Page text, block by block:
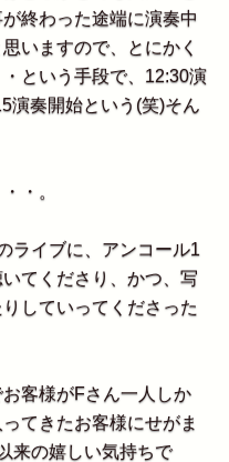
終わった途端に演奏中
いますので、とにかく
という手段で、12:30演
演奏開始という(笑)そん
・。
ライブに、アンコール1
てくださり、かつ、写
していってくださった
客様がFさん一人しか
てきたお客様にせがま
来の嬉しい気持ちで